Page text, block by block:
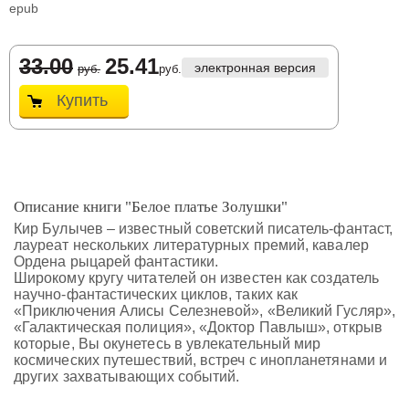
epub
33.00 руб. 25.41руб. электронная версия
Купить
Описание книги "Белое платье Золушки"
Кир Булычев – известный советский писатель-фантаст,
лауреат нескольких литературных премий, кавалер
Ордена рыцарей фантастики.
Широкому кругу читателей он известен как создатель
научно-фантастических циклов, таких как
«Приключения Алисы Селезневой», «Великий Гусляр»,
«Галактическая полиция», «Доктор Павлыш», открыв
которые, Вы окунетесь в увлекательный мир
космических путешествий, встреч с инопланетянами и
других захватывающих событий.